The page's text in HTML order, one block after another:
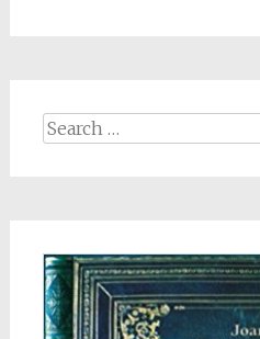
Search